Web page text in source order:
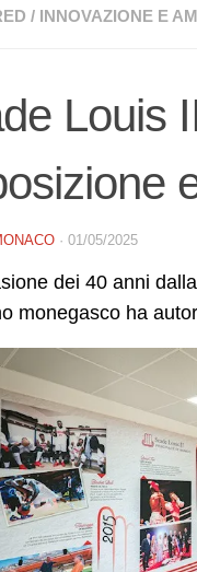
/ INNOVAZIONE E
Louis
· 01/05/2025
dei 40 anni
monegasco ha